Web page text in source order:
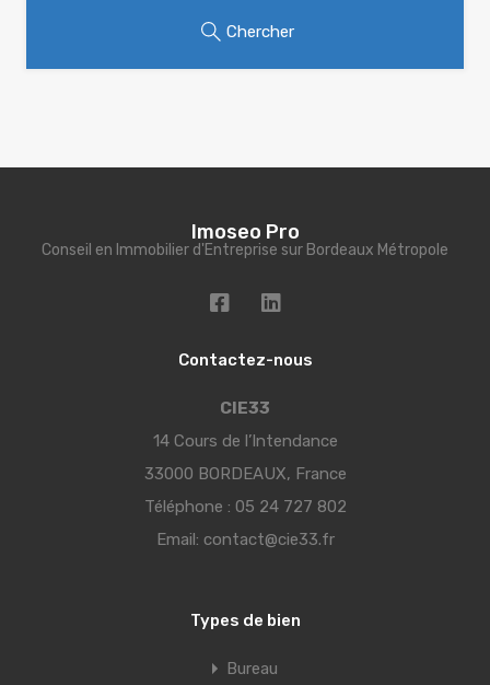
Chercher
Imoseo Pro
Conseil en Immobilier d'Entreprise sur Bordeaux Métropole
Contactez-nous
CIE33
14 Cours de l’Intendance
33000 BORDEAUX, France
Téléphone : 05 24 727 802
Email: contact@cie33.fr
Types de bien
Bureau